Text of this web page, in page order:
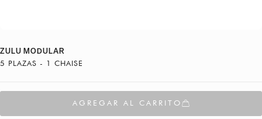
ZULU MODULAR
5 PLAZAS - 1 CHAISE
AGREGAR AL CARRITO